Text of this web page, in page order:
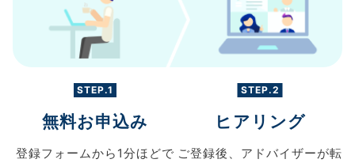
STEP.1
無料お申込み
登録フォームから 1分ほどで
STEP.2
ヒアリング
ご登録後、 アドバイザーが転